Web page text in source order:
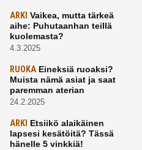
ARKI Vaikea, mutta tärkeä
aihe: Puhutaanhan teillä
kuolemasta?
4.3.2025
RUOKAEineksiä ruoaksi?
Muista nämä asiat ja saat
paremman aterian
24.2.2025
ARKI Etsiikö alaikäinen
lapsesi kesätöitä? Tässä
hänelle 5 vinkkiä!